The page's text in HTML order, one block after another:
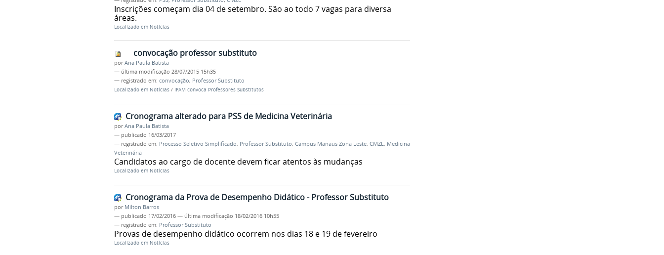
Inscrições começam dia 04 de setembro. São ao todo 7 vagas para diversa
áreas.
Localizado em Notícias
convocação professor substituto
porAna Paula Batista
— última modificação 28/07/2015 15h35
— registrado em: convocação, Professor Substituto
Localizado em Notícias / IFAM convoca Professores Substitutos
Cronograma alterado para PSS de Medicina Veterinária
porAna Paula Batista
— publicado 16/03/2017
— registrado em: Processo Seletivo Simplificado, Professor Substituto, Campus Manaus Zona Leste, CMZL, Medicina
Veterinária
Candidatos ao cargo de docente devem ficar atentos às mudanças
Localizado em Notícias
Cronograma da Prova de Desempenho Didático - Professor Substituto
por Milton Barros
— publicado 17/02/2016 — última modificação 18/02/2016 10h55
— registrado em: Professor Substituto
Provas de desempenho didático ocorrem nos dias 18 e 19 de fevereiro
Localizado em Notícias